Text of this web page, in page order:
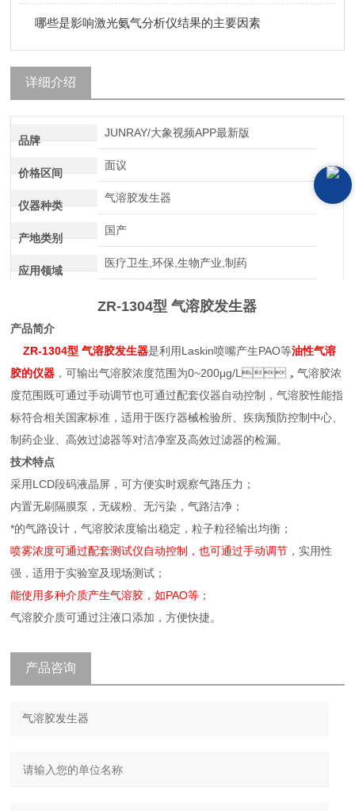
哪些是影响激光氨气分析仪结果的主要因素
详细介绍
品牌
JUNRAY/大象视频APP最新版
价格区间
面议
仪器种类
气溶胶发生器
产地类别
国产
应用领域
医疗卫生,环保,生物产业,制药
ZR-1304型 气溶胶发生器
产品简介
ZR-1304型 气溶胶发生器是利用Laskin喷嘴产生PAO等油性气溶
胶的仪器 ，可输出气溶胶浓度范围为0~200μg/L，气溶胶浓
度范围既可通过手动调节也可通过配套仪器自动控制，气溶胶性能指
标符合相关国家标准，适用于医疗器械检验所、疾病预防控制中心、
制药企业、高效过滤器等对洁净室及高效过滤器的检漏。
技术特点
采用LCD段码液晶屏，可方便实时观察气路压力；
内置无刷隔膜泵，无碳粉、无污染，气路洁净；
*的气路设计，气溶胶浓度输出稳定，粒子粒径输出均衡；
喷雾浓度可通过配套测试仪自动控制，也可通过手动调节 ，实用性
强，适用于实验室及现场测试；
能使用多种介质产生气溶胶，如PAO等 ；
气溶胶介质可通过注液口添加，方便快捷。
产品咨询